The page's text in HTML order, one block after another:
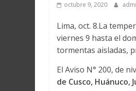
octubre 9, 2020
Lima, oct. 8.La
viernes 9 hasta el
tormentas aisladas,
El Aviso N° 200, de
de Cusco, Huánuco,